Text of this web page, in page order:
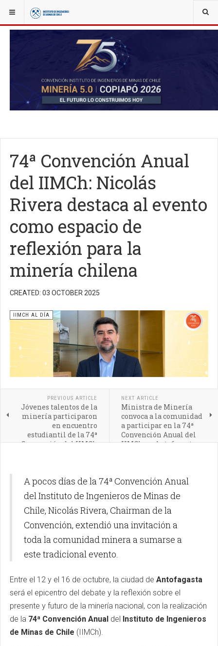
YOU ARE HERE: NOTICIAS
74ª Convención Anual
del IIMCh: Nicolás
Rivera destaca al evento
como espacio de
reflexión para la
minería chilena
CREATED: 03 OCTOBER 2025
IIMCH AL DÍA
PREVIOUS ARTICLE
Jóvenes talentos de la
minería participaron
en encuentro
estudiantil de la 74ª
Convención del IIMCh
NEXT ARTICLE
Ministra de Minería
convoca a la comunidad
a participar en la 74ª
Convención Anual del
IIMCh en Antofagasta
A pocos días de la 74ª Convención Anual
del Instituto de Ingenieros de Minas de
Chile, Nicolás Rivera, Chairman de la
Convención, extendió una invitación a
toda la comunidad minera a sumarse a
este tradicional evento.
Entre el 12 y el 16 de octubre, la ciudad de Antofagasta
será el epicentro del debate y la reflexión sobre el
presente y futuro de la minería nacional, con la realización
de la 74ª Convención Anual del
Instituto de Ingenieros
de Minas de Chile ( IIMCh).